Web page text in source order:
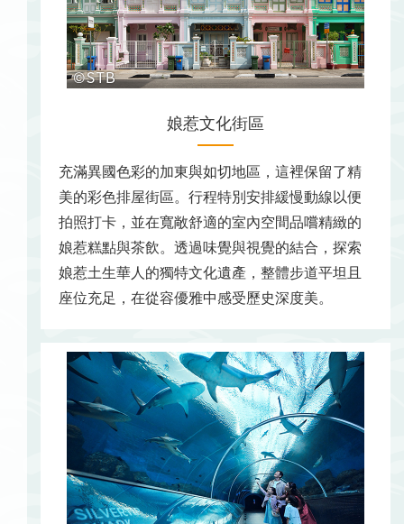
娘惹文化街區
充滿異國色彩的加東與如切地區，這裡保留了精
美的彩色排屋街區。行程特別安排緩慢動線以便
拍照打卡，並在寬敞舒適的室內空間品嚐精緻的
娘惹糕點與茶飲。透過味覺與視覺的結合，探索
娘惹土生華人的獨特文化遺產，整體步道平坦且
座位充足，在從容優雅中感受歷史深度美。